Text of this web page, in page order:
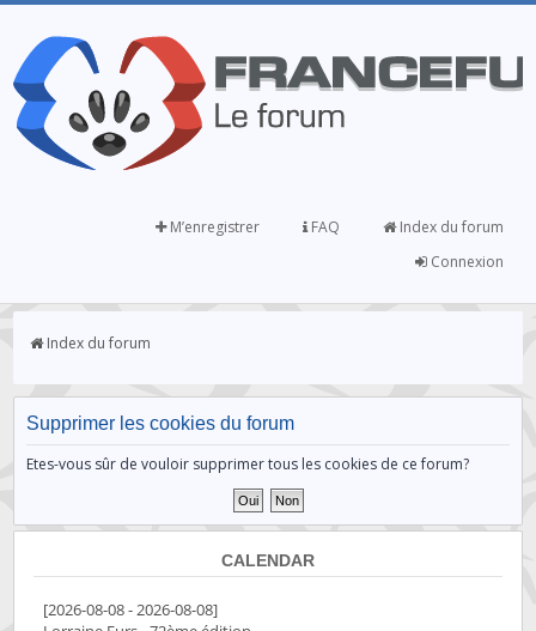
Index du forum
FAQ
M’enregistrer
Connexion
Index du forum
Supprimer les cookies du forum
Etes-vous sûr de vouloir supprimer tous les cookies de ce forum?
CALENDAR